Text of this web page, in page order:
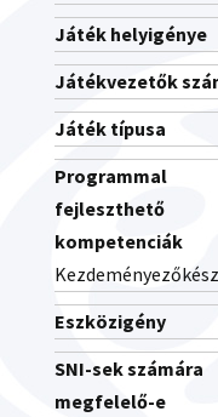
Játék helyigénye
Játékvezetők
Játék típusa
Programmal
fejleszthető
kompetenciák
Eszközigény
SNI-sek számára
megfelelő-e